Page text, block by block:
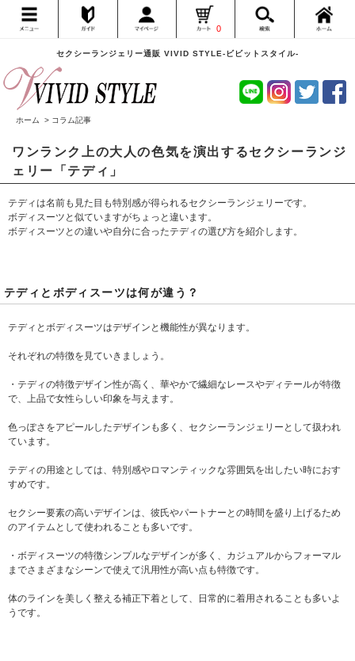
セクシーランジェリー通販 VIVID STYLE-ビビットスタイル-
0
ホーム > コラム記事
ワンランク上の大人の色気を演出するセクシーランジ
ェリー「テディ」
テディは名前も見た目も特別感が得られるセクシーランジェリーです。
ボディスーツと似ていますがちょっと違います。
ボディスーツとの違いや自分に合ったテディの選び方を紹介します。
テディとボディスーツは何が違う？
テディとボディスーツはデザインと機能性が異なります。
それぞれの特徴を見ていきましょう。
・テディの特徴デザイン性が高く、華やかで繊細なレースやディテールが特徴
で、上品で女性らしい印象を与えます。
色っぽさをアピールしたデザインも多く、セクシーランジェリーとして扱われ
ています。
テディの用途としては、特別感やロマンティックな雰囲気を出したい時におす
すめです。
セクシー要素の高いデザインは、彼氏やパートナーとの時間を盛り上げるため
のアイテムとして使われることも多いです。
・ボディスーツの特徴シンプルなデザインが多く、カジュアルからフォーマル
までさまざまなシーンで使えて汎用性が高い点も特徴です。
体のラインを美しく整える補正下着として、日常的に着用されることも多いよ
うです。